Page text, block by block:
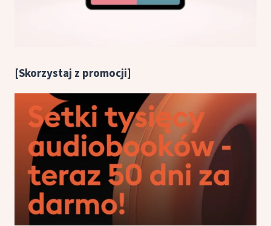
[Skorzystaj z promocji]